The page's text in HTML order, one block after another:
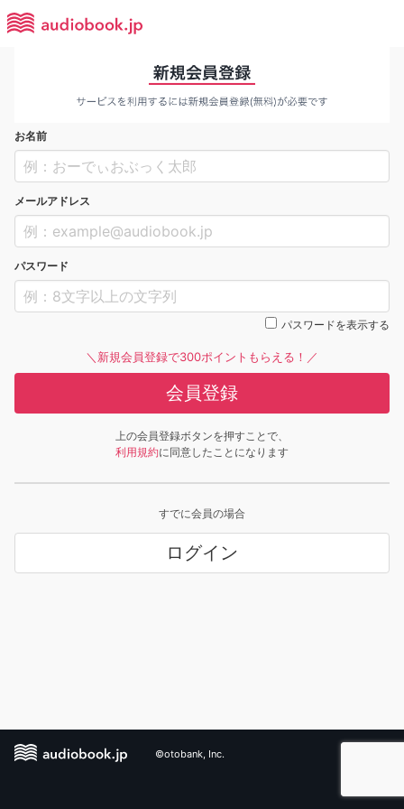
お名前
メールアドレス
パスワード
パスワードを表示する
＼新規会員登録で300ポイントもらえる！／
会員登録
上の会員登録ボタンを押すことで、
利用規約に同意したことになります
すでに会員の場合
ログイン
©otobank, Inc.